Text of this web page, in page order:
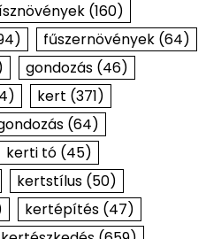
(160)
fűszernövények(64)
gondozás(46)
kert (371)
(64)
kerti tó(45)
kertstílus(50)
kertépítés(47)